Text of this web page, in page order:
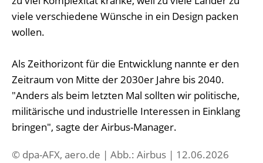
viele verschiedene Wünsche in ein Design packen
wollen.
Als Zeithorizont für die Entwicklung nannte er den
Zeitraum von Mitte der 2030er Jahre bis 2040.
"Anders als beim letzten Mal sollten wir politische,
militärische und industrielle Interessen in Einklang
bringen", sagte der Airbus-Manager.
© dpa-AFX, aero.de | Abb.: Airbus | 12.06.2026